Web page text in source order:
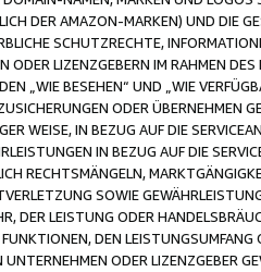
DER AMAZON-MARKEN) UND DIE
SCHUTZRECHTE,
ODER LIZENZGEBERN IM RAHMEN
„WIE BESEHEN“ UND „WIE
ODER ÜBERNEHMEN
WEISE, IN BEZUG AUF DIE
IN BEZUG AUF DIE
RECHTSMÄNGELN,
SOWIE
DER LEISTUNG ODER
DEN
ODER LIZENZGEBER